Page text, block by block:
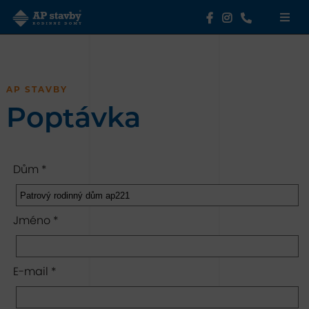
AP STAVBY
Poptávka
Dům *
Jméno *
E-mail *